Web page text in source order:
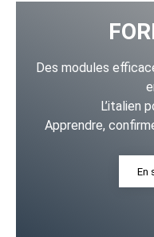
Des modules
L’italien
Apprendre,
En